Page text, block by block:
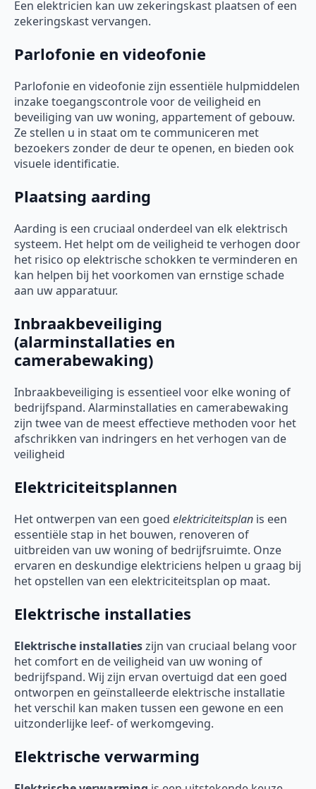
Een elektricien kan uw zekeringskast plaatsen of een
zekeringskast vervangen.
Parlofonie en videofonie
Parlofonie en videofonie zijn essentiële hulpmiddelen
inzake toegangscontrole voor de veiligheid en
beveiliging van uw woning, appartement of gebouw.
Ze stellen u in staat om te communiceren met
bezoekers zonder de deur te openen, en bieden ook
visuele identificatie.
Plaatsing aarding
Aarding is een cruciaal onderdeel van elk elektrisch
systeem. Het helpt om de veiligheid te verhogen door
het risico op elektrische schokken te verminderen en
kan helpen bij het voorkomen van ernstige schade
aan uw apparatuur.
Inbraakbeveiliging
(alarminstallaties en
camerabewaking)
Inbraakbeveiliging is essentieel voor elke woning of
bedrijfspand. Alarminstallaties en camerabewaking
zijn twee van de meest effectieve methoden voor het
afschrikken van indringers en het verhogen van de
veiligheid
Elektriciteitsplannen
Het ontwerpen van een goed elektriciteitsplan is een
essentiële stap in het bouwen, renoveren of
uitbreiden van uw woning of bedrijfsruimte. Onze
ervaren en deskundige elektriciens helpen u graag bij
het opstellen van een elektriciteitsplan op maat.
Elektrische installaties
Elektrische installatieszijn van cruciaal belang voor
het comfort en de veiligheid van uw woning of
bedrijfspand. Wij zijn ervan overtuigd dat een goed
ontworpen en geïnstalleerde elektrische installatie
het verschil kan maken tussen een gewone en een
uitzonderlijke leef- of werkomgeving.
Elektrische verwarming